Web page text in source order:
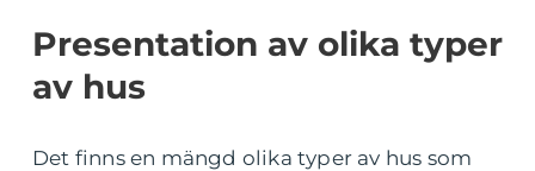
Presentation av olika typer
av hus
Det finns en mängd olika typer av hus som